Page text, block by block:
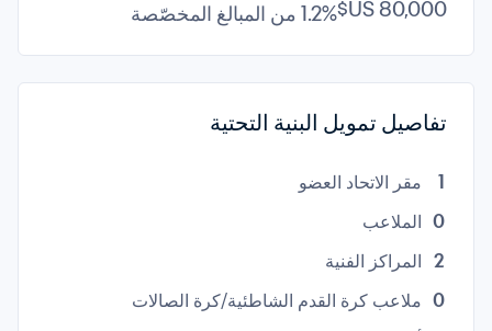
1.2% من المبالغ المخصّصة
تفاصيل تمويل البنية التحتية
1
مقر الاتحاد العضو
0 الملاعب
2 المراكز الفنية
0 ملاعب كرة القدم الشاطئية/كرة الصالات